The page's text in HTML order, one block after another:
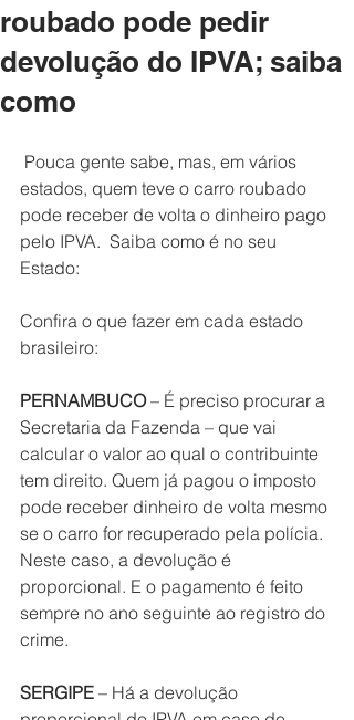
roubado pode pedir
devolução do IPVA; saiba
como
estados, quem teve o carro roubado
pode receber de volta o dinheiro pago
pelo IPVA.  Saiba como é no seu
Estado:
Confira o que fazer em cada estado
brasileiro:
PERNAMBUCO – É preciso procurar a
Secretaria da Fazenda – que vai
calcular o valor ao qual o contribuinte
tem direito. Quem já pagou o imposto
pode receber dinheiro de volta mesmo
se o carro for recuperado pela polícia.
Neste caso, a devolução é
proporcional. E o pagamento é feito
sempre no ano seguinte ao registro do
crime.
SERGIPE – Há a devolução